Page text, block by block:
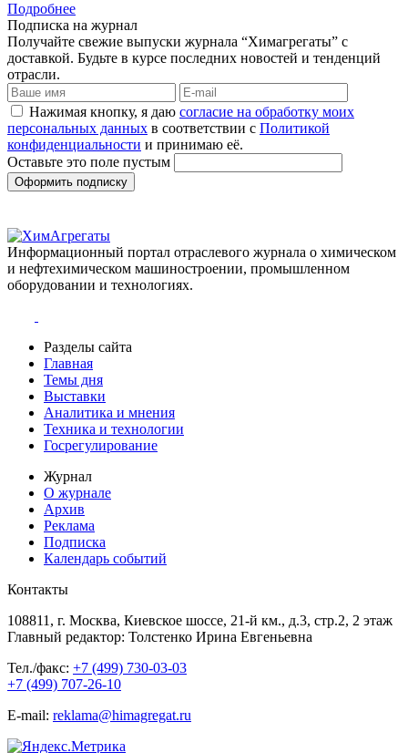
Подробнее
Подписка на журнал
Получайте свежие выпуски журнала “Химагрегаты” с
доставкой. Будьте в курсе последних новостей и тенденций
отрасли.
Нажимая кнопку, я даю согласие на обработку моих
персональных данных в соответствии с Политикой
конфиденциальности и принимаю её.
Оставьте это поле пустым
Оформить подписку
Информационный портал отраслевого журнала о химическом
и нефтехимическом машиностроении, промышленном
оборудовании и технологиях.
Разделы сайта
Главная
Темы дня
Выставки
Аналитика и мнения
Техника и технологии
Госрегулирование
Журнал
О журнале
Архив
Реклама
Подписка
Календарь событий
Контакты
108811, г. Москва, Киевское шоссе, 21-й км., д.3, стр.2, 2 этаж
Главный редактор: Толстенко Ирина Евгеньевна
Тел./факс: +7 (499) 730-03-03
+7 (499) 707-26-10
E-mail: reklama@himagregat.ru